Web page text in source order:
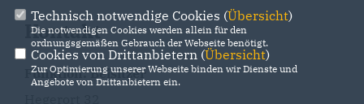
Kontakt
Funktion: Beisitzer
Technisch notwendige Cookies (Übersicht)
Die notwendigen Cookies werden allein für den
ordnungsgemäßen Gebrauch der Webseite benötigt.
Cookies von Drittanbietern (Übersicht)
Zur Optimierung unserer Webseite binden wir Dienste und
Angebote von Drittanbietern ein.